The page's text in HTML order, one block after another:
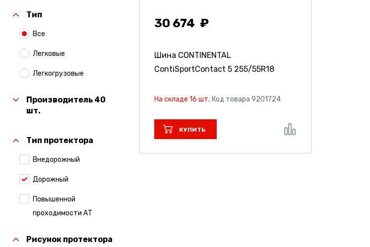
Тип
Все
Легковые
Легкогрузовые
Производитель 40
шт.
Тип протектора
Внедорожный
Дорожный
Повышенной
проходимости АТ
Рисунок протектора
30 674
Шина CONTINENTAL
ContiSportContact 5 255/55R18
На складе 16 шт. Код товара 9201724
КУПИТЬ